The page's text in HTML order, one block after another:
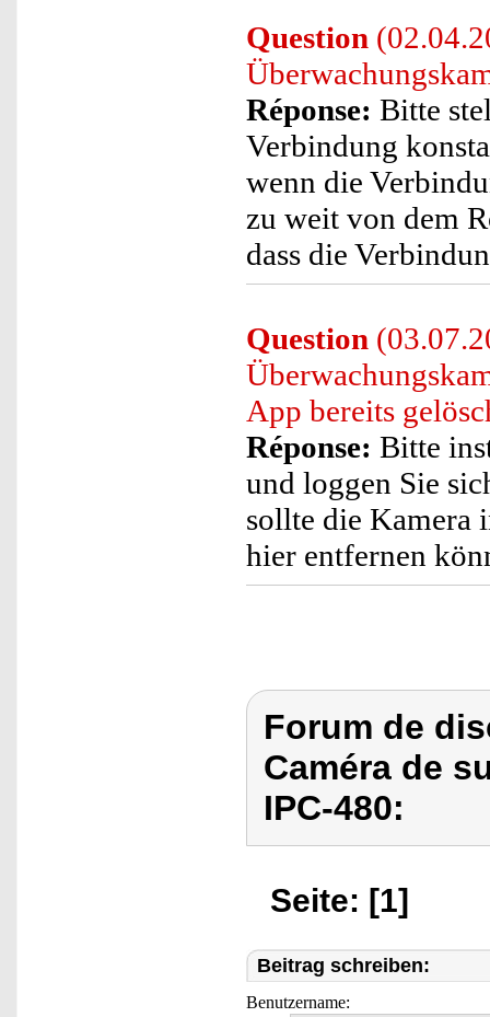
Question
Réponse: Bitte
Verbindung
wenn die
zu weit von dem
dass die
Question
App bereits
Réponse: Bitte
und loggen Sie
sollte die Kamera
hier entfernen
Forum de
Caméra de
IPC-480:
Seite: [1]
Beitrag schreiben:
Benutzername: